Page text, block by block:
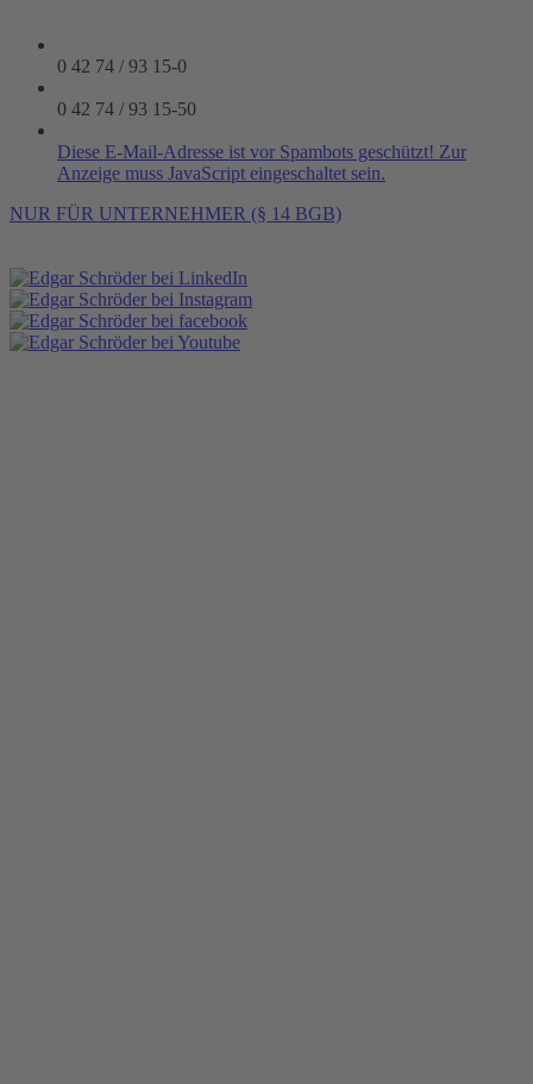
0 42 74 / 93 15-0
0 42 74 / 93 15-50
Diese E-Mail-Adresse ist vor Spambots geschützt! Zur
Anzeige muss JavaScript eingeschaltet sein.
NUR FÜR UNTERNEHMER (§ 14 BGB)